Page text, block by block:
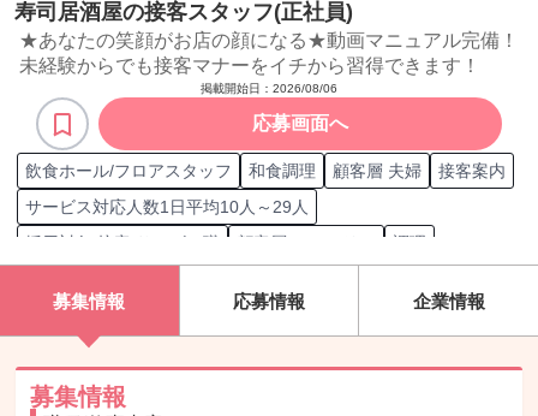
寿司居酒屋の接客スタッフ(正社員)
★あなたの笑顔がお店の顔になる★動画マニュアル完備！
未経験からでも接客マナーをイチから習得できます！
掲載開始日： 2026/08/06
応募画面へ
飲食ホール/フロアスタッフ 和食調理 顧客層 夫婦
接客案内
サービス対応人数1日平均10人～29人
採用対象 接客/サービス職
顧客層 ファミリー
調理
洗い場
テーブル案内 スタッフ
在庫管理
顧客単価3,000円～4,999円のサービス提供
シフト管理
募集情報 応募情報 企業情報
募集情報